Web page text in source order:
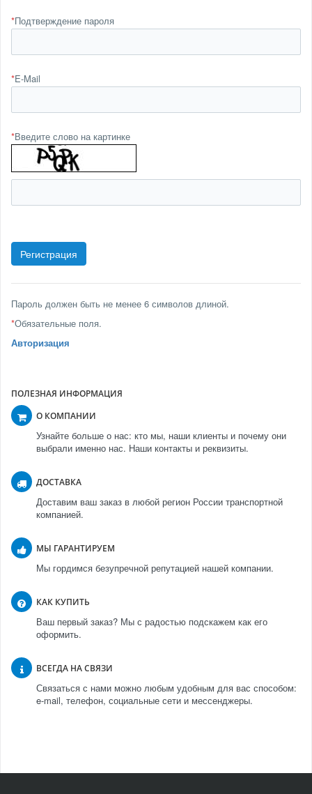
*Подтверждение пароля
*E-Mail
*Введите слово на картинке
Пароль должен быть не менее 6 символов длиной.
*Обязательные поля.
Авторизация
ПОЛЕЗНАЯ ИНФОРМАЦИЯ
О КОМПАНИИ
Узнайте больше о нас: кто мы, наши клиенты и почему они
выбрали именно нас. Наши контакты и реквизиты.
ДОСТАВКА
Доставим ваш заказ в любой регион России транспортной
компанией.
МЫ ГАРАНТИРУЕМ
Мы гордимся безупречной репутацией нашей компании.
КАК КУПИТЬ
Ваш первый заказ? Мы с радостью подскажем как его
оформить.
ВСЕГДА НА СВЯЗИ
Связаться с нами можно любым удобным для вас способом:
e-mail, телефон, социальные сети и мессенджеры.